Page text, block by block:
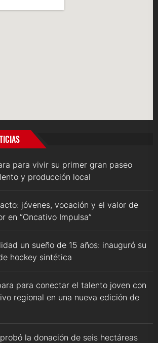
para vivir su primer gran paseo
y producción local
jóvenes, vocación y el valor de
en “Oncativo Impulsa”
un sueño de 15 años: inauguró su
hockey sintética
para conectar el talento joven con
regional en una nueva edición de
la donación de seis hectáreas